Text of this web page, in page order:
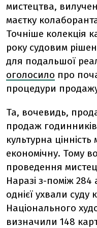
мистецтва,
маєтку
Точніше колекція
року судовим
для подальшої
оголосило про
процедури
Та, вочевидь,
продаж
культурна
економічну. Тому
проведення
Наразі з-поміж
однієї ухвали суду
Національного
визначили 148